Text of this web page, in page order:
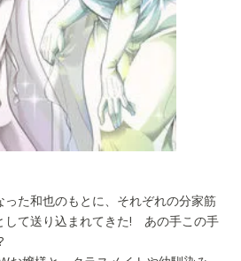
た和也のもとに、それぞれの分家筋
して送り込まれてきた! あの手この手